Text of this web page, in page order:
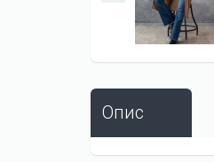
Опис